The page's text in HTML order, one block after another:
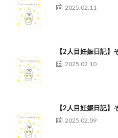
2025.02.11
【2人目妊娠日記】
2025.02.10
【2人目妊娠日記】
2025.02.09